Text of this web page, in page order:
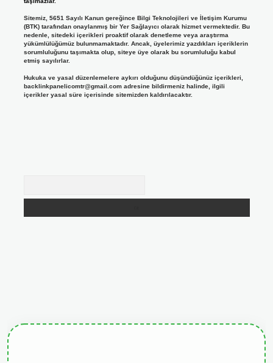
Sitemiz, 5651 Sayılı Kanun gereğince Bilgi Teknolojileri ve İletişim Kurumu
(BTK) tarafından onaylanmış bir Yer Sağlayıcı olarak hizmet vermektedir. Bu
nedenle, sitedeki içerikleri proaktif olarak denetleme veya araştırma
yükümlülüğümüz bulunmamaktadır. Ancak, üyelerimiz yazdıkları içeriklerin
sorumluluğunu taşımakta olup, siteye üye olarak bu sorumluluğu kabul
etmiş sayılırlar.
Hukuka ve yasal düzenlemelere aykırı olduğunu düşündüğünüz içerikleri,
backlinkpanelicomtr@gmail.comadresine bildirmeniz halinde, ilgili
içerikler yasal süre içerisinde sitemizden kaldırılacaktır.